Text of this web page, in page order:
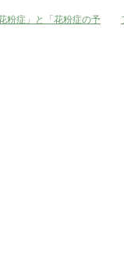
粉症」と「花粉症の予